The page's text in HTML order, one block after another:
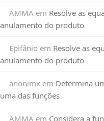
AMMA em Resolve as
anulamento do produto
Epifânio em Resolve as
anulamento do produto
anonimx em Determina
uma das funções
AMMA em Considera a